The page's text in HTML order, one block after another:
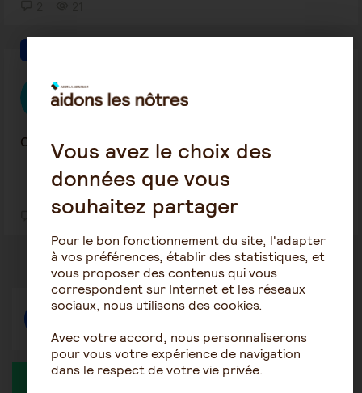
Mapi90
3 août 2026 13:26
On ne sait plus trop quoi faire (assez long)...
77
Vous avez le choix des
données que vous
souhaitez partager
Pour le bon fonctionnement du site, l'adapter
à vos préférences, établir des statistiques, et
vous proposer des contenus qui vous
correspondent sur Internet et les réseaux
sociaux, nous utilisons des cookies.
Avec votre accord, nous personnaliserons
pour vous votre expérience de navigation
dans le respect de votre vie privée.